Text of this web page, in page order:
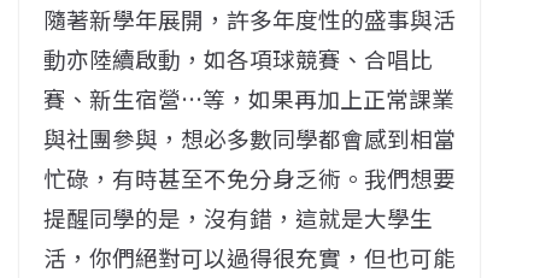
隨著新學年展開，許多年度性的盛事與活
動亦陸續啟動，如各項球競賽、合唱比
賽、新生宿營…等，如果再加上正常課業
與社團參與，想必多數同學都會感到相當
忙碌，有時甚至不免分身乏術。我們想要
提醒同學的是，沒有錯，這就是大學生
活，你們絕對可以過得很充實，但也可能